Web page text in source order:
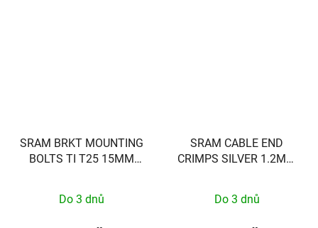
SRAM BRKT MOUNTING
BOLTS TI T25 15MM
Do 3 dnů
SRAM CABLE END
CRIMPS SILVER 1.2MM
Do 3 dnů